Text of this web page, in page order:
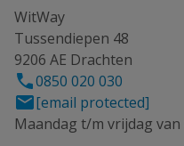
WitWay
Tussendiepen 48
9206 AE Drachten
0850 020 030
[email protected]
Maandag t/m vrijdag van